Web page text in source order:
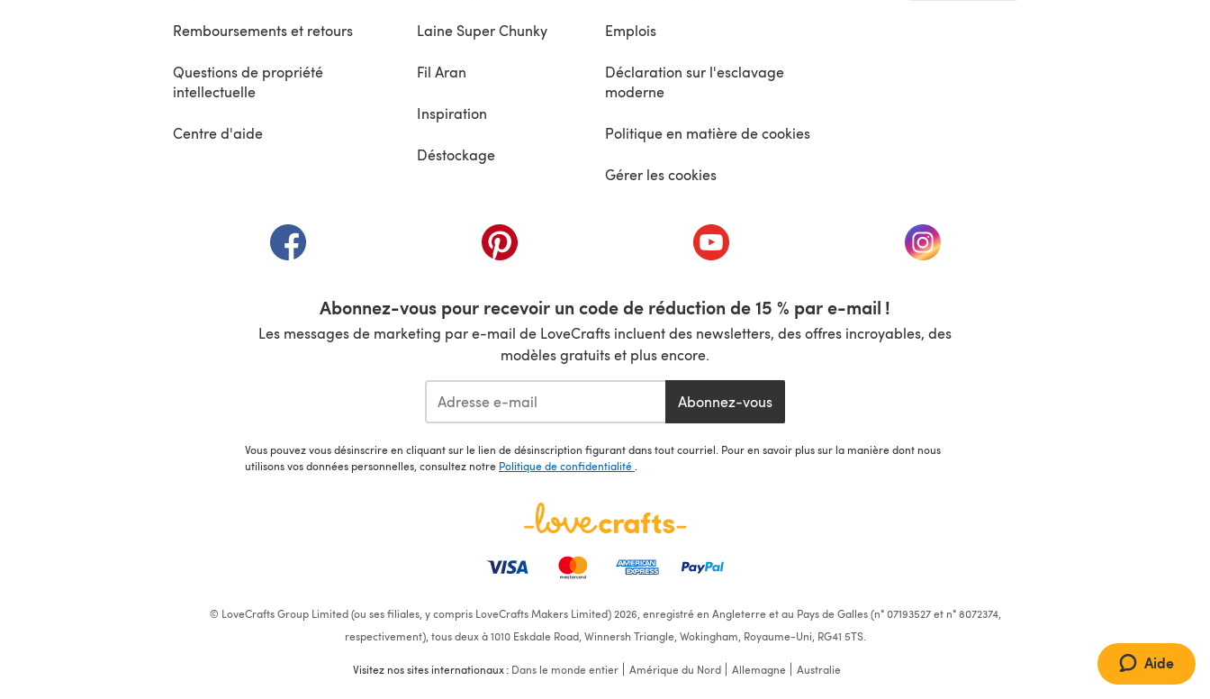
Remboursements et retours
Questions de propriété
intellectuelle
Centre d'aide
Laine Super Chunky
Fil Aran
Inspiration
Déstockage
Emplois
Déclaration sur l'esclavage
moderne
Politique en matière de cookies
Gérer les cookies
(s'ouvre dans un nouvel onglet) (s'ouvre dans un nouvel onglet) (s'ouvre dans un nouvel onglet) (s'ouvre dans un nouvel onglet)
Abonnez-vous pour recevoir un code de réduction de 15 % par e-mail !
Les messages de marketing par e-mail de LoveCrafts incluent des newsletters, des offres incroyables, des
modèles gratuits et plus encore.
Abonnez-vous
Vous pouvez vous désinscrire en cliquant sur le lien de désinscription figurant dans tout courriel. Pour en savoir plus sur la manière dont nous
utilisons vos données personnelles, consultez notre Politique de confidentialité .
© LoveCrafts Group Limited (ou ses filiales, y compris LoveCrafts Makers Limited) 2026, enregistré en Angleterre et au Pays de Galles (n° 07193527 et n° 8072374,
respectivement), tous deux à 1010 Eskdale Road, Winnersh Triangle, Wokingham, Royaume-Uni, RG41 5TS.
Visitez nos sites internationaux : Dans le monde entier Amérique du Nord Allemagne Australie Aide